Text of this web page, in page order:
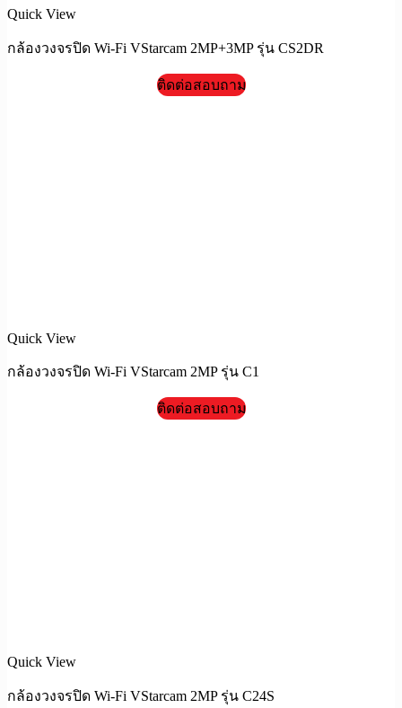
Quick View
กล้องวงจรปิด Wi-Fi VStarcam 2MP+3MP รุ่น CS2DR
ติดต่อสอบถาม
Quick View
กล้องวงจรปิด Wi-Fi VStarcam 2MP รุ่น C1
ติดต่อสอบถาม
Quick View
กล้องวงจรปิด Wi-Fi VStarcam 2MP รุ่น C24S